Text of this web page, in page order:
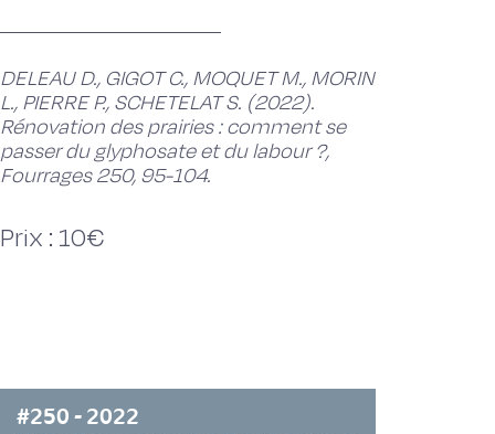
DELEAU D., GIGOT C., MOQUET M., MORIN
L., PIERRE P., SCHETELAT S. (2022).
Rénovation des prairies : comment se
passer du glyphosate et du labour ?,
Fourrages 250, 95-104.
Prix : 10€
#250 - 2022